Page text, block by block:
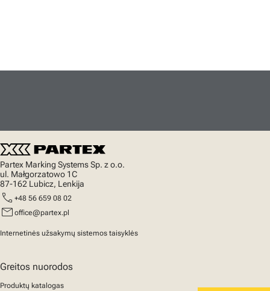
Partex Marking Systems Sp. z o.o.
ul. Małgorzatowo 1C
87-162 Lubicz, Lenkija
call +48 56 659 08 02
mail office@partex.pl
Internetinės užsakymų sistemos taisyklės
Greitos nuorodos
Produktų katalogas